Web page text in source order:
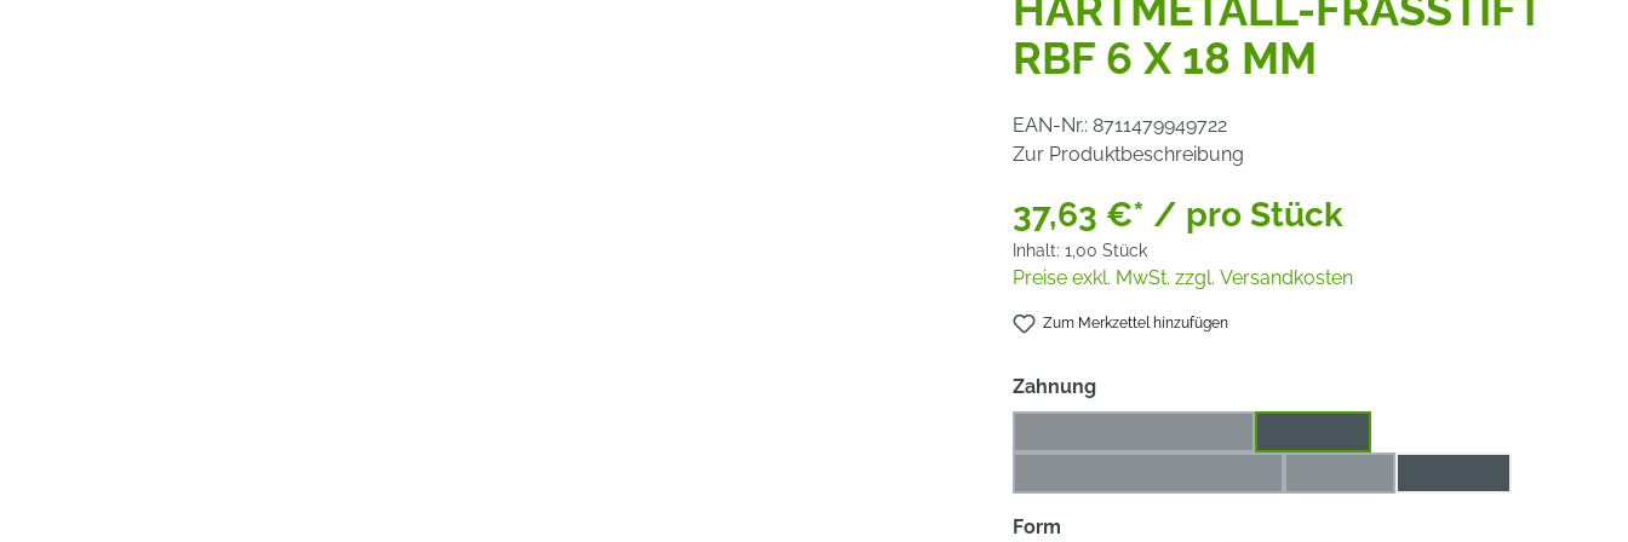
RBF 6 X 18 MM
EAN-Nr.: 8711479949722
Zur Produktbeschreibung
37,63 €* / pro Stück
Inhalt: 1,00 Stück
Preise exkl. MwSt. zzgl. Versandkosten
Zum Merkzettel hinzufügen
Zahnungauswählen
(Diese Option ist zurzeit nicht verfügbar.)
(Diese Option ist zurzeit nicht verfügbar.)
(Diese Option ist zurzeit nicht
Form